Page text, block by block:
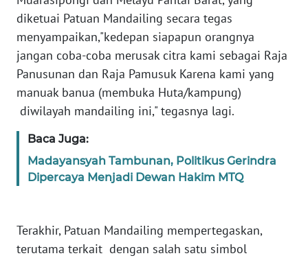
diketuai Patuan Mandailing secara tegas
menyampaikan,"kedepan siapapun orangnya
jangan coba-coba merusak citra kami sebagai Raja
Panusunan dan Raja Pamusuk Karena kami yang
manuak banua (membuka Huta/kampung)
diwilayah mandailing ini," tegasnya lagi.
Baca Juga:
Madayansyah Tambunan, Politikus Gerindra
Dipercaya Menjadi Dewan Hakim MTQ
Terakhir, Patuan Mandailing mempertegaskan,
terutama terkait dengan salah satu simbol
KALTARA
WN
KALSEL
WN
WN
WN
GORONTALO